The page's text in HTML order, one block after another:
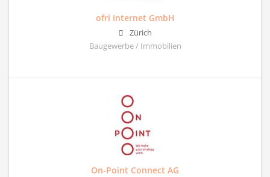
ofri Internet GmbH
Zürich
Baugewerbe / Immobilien
On-Point Connect AG